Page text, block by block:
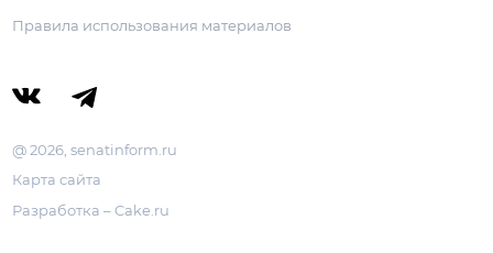
Правила использования материалов
@ 2026, senatinform.ru
Карта сайта
Разработка – Cake.ru